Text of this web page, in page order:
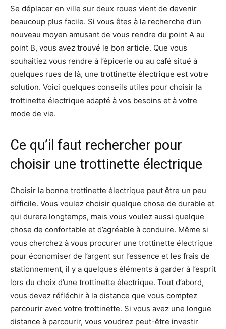
Se déplacer en ville sur deux roues vient de devenir
beaucoup plus facile. Si vous êtes à la recherche d’un
nouveau moyen amusant de vous rendre du point A au
point B, vous avez trouvé le bon article. Que vous
souhaitiez vous rendre à l’épicerie ou au café situé à
quelques rues de là, une trottinette électrique est votre
solution. Voici quelques conseils utiles pour choisir la
trottinette électrique adapté à vos besoins et à votre
mode de vie.
Ce qu’il faut rechercher pour
choisir une trottinette électrique
Choisir la bonne trottinette électrique peut être un peu
difficile. Vous voulez choisir quelque chose de durable et
qui durera longtemps, mais vous voulez aussi quelque
chose de confortable et d’agréable à conduire. Même si
vous cherchez à vous procurer une trottinette électrique
pour économiser de l’argent sur l’essence et les frais de
stationnement, il y a quelques éléments à garder à l’esprit
lors du choix d’une trottinette électrique. Tout d’abord,
vous devez réfléchir à la distance que vous comptez
parcourir avec votre trottinette. Si vous avez une longue
distance à parcourir, vous voudrez peut-être investir